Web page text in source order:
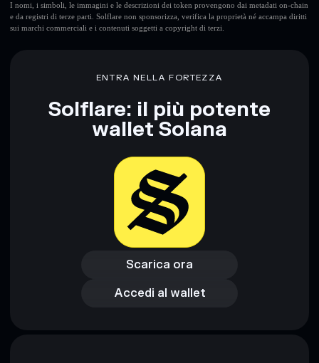
I nomi, i simboli, le immagini e le descrizioni dei token provengono dai metadati on-chain
e da registri di terze parti. Solflare non sponsorizza, verifica la proprietà né accampa diritti
sui marchi commerciali e i contenuti soggetti a copyright di terzi.
ENTRA NELLA FORTEZZA
Solflare: il più potente
wallet Solana
Scarica ora
Scarica ora
Accedi al wallet
Accedi al wallet